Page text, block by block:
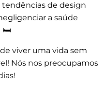
de design
a saúde
🛏️
viver uma vida sem
Nós nos preocupamos